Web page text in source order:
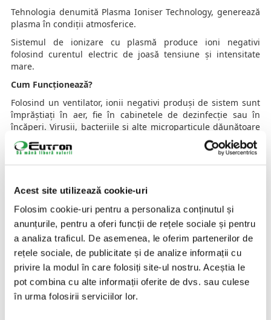
Acest site utilizează cookie-uri
Folosim cookie-uri pentru a personaliza conținutul și
anunțurile, pentru a oferi funcții de rețele sociale și pentru
a analiza traficul. De asemenea, le oferim partenerilor de
rețele sociale, de publicitate și de analize informații cu
privire la modul în care folosiți site-ul nostru. Aceștia le
pot combina cu alte informații oferite de dvs. sau culese
în urma folosirii serviciilor lor.
Tehnologia denumită Plasma Ioniser Technology, generează
plasma în condiții atmosferice.
Sistemul de ionizare cu plasmă produce ioni negativi
folosind curentul electric de joasă tensiune și intensitate
mare.
Cum Funcționează?
Folosind un ventilator, ionii negativi produși de sistem sunt
împrăștiați în aer, fie în cabinetele de dezinfecție sau în
încăperi. Virușii, bacteriile și alte microparticule dăunătoare
conțin ioni pozıtıvi. Ionii negativi generați de sistemul de
ionizare cu plasmă anihilează bacteriile și
virușii prin perforarea membranelor celulare. Aceasta
(spitale, clinici, laboratoare, etc) de ani de zile.
Consum, Zgomot, Siguranță
Toate produsele din gama au un consum electric redus,
între 18 - 40 W. Nivelul de zgomot este sub 30 Db.
Generatoarele de plasmă sunt echipamente electronice
sigure, neafectând funcționarea altor dispozitive electronice.
Gamă de Echipamente și Aplicații
Gama de echipamente de dezinfectare electrostatică cu